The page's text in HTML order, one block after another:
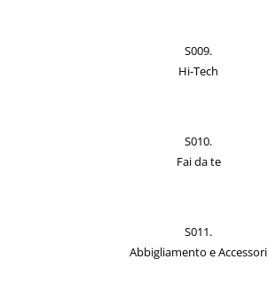
S009.
Hi-Tech
S010.
Fai da te
S011.
Abbigliamento e Accessori